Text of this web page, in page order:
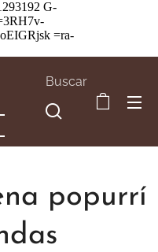
G-
=ra-
Buscar
popurrí